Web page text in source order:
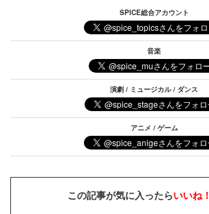
SPICE総合アカウント
音楽
演劇 / ミュージカル / ダンス
アニメ / ゲーム
この記事が気に入ったらいいね！